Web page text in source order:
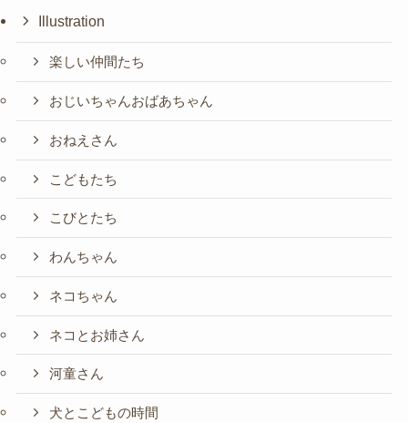
Illustration
楽しい仲間たち
おじいちゃんおばあちゃん
おねえさん
こどもたち
こびとたち
わんちゃん
ネコちゃん
ネコとお姉さん
河童さん
犬とこどもの時間